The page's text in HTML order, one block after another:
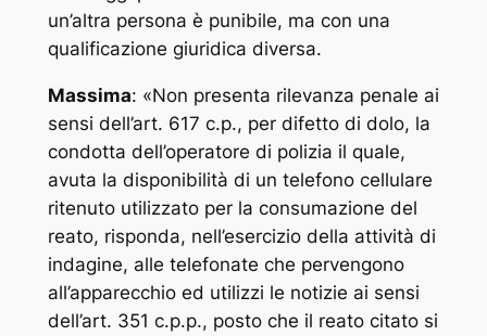
un’altra persona è punibile, ma con una
qualificazione giuridica diversa.
Massima: «Non presenta rilevanza penale ai
sensi dell’art. 617 c.p., per difetto di dolo, la
condotta dell’operatore di polizia il quale,
avuta la disponibilità di un telefono cellulare
ritenuto utilizzato per la consumazione del
reato, risponda, nell’esercizio della attività di
indagine, alle telefonate che pervengono
all’apparecchio ed utilizzi le notizie ai sensi
dell’art. 351 c.p.p., posto che il reato citato si